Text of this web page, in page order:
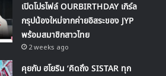
เปิดโปรไฟล์ OURBIRTHDAY เกิร์ล
กรุปน้องใหม่จากค่ายอิสระของ JYP
พร้อมสมาชิกสาวไทย
2 weeks ago
คุยกับ ฮโยริน ‘คิดถึง SISTAR ทุก